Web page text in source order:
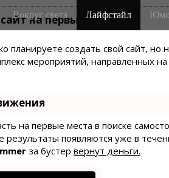
на первые места?
планируете создать свой сайт,
мероприятий, направленных
на первые места в поиске
результаты появляются уже в
за бустер вернут деньги.
Вокруг света Лайфстайл